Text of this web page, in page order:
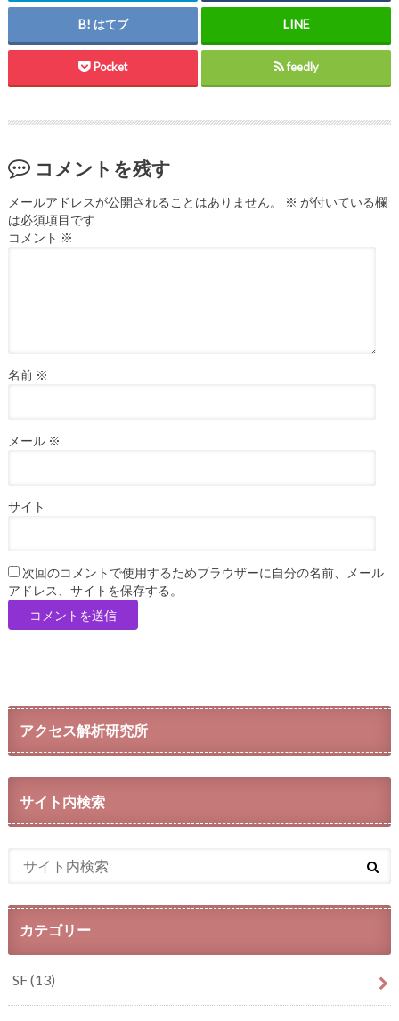
はてブ
Pocket feedly
コメントを残す
メールアドレスが公開されることはありません。 ※ が付いている欄
は必須項目です
コメント ※
名前 ※
メール ※
サイト
次回のコメントで使用するためブラウザーに自分の名前、メール
アドレス、サイトを保存する。
アクセス解析研究所
サイト内検索
カテゴリー
SF(13)